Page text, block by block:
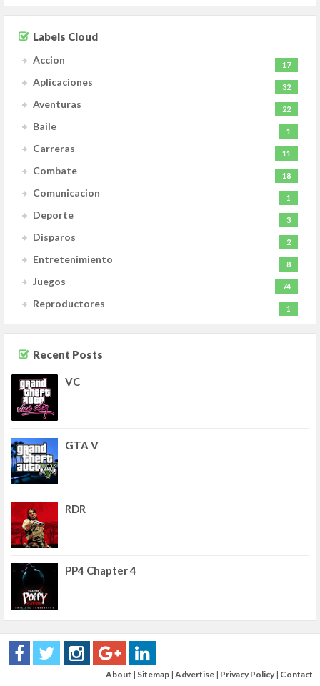
Labels Cloud
Accion 17
Aplicaciones 32
Aventuras 22
Baile 1
Carreras 11
Combate 18
Comunicacion 1
Deporte 3
Disparos 2
Entretenimiento 8
Juegos 74
Reproductores 1
Recent Posts
VC
GTA V
RDR
PP4 Chapter 4
About | Sitemap | Advertise | Privacy Policy | Contact